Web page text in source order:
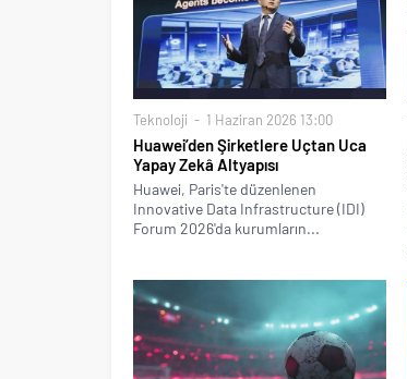
Teknoloji 1 Haziran 2026 13:00
Huawei’den Şirketlere Uçtan Uca
Yapay Zekâ Altyapısı
Huawei, Paris'te düzenlenen
Innovative Data Infrastructure (IDI)
Forum 2026'da kurumların...